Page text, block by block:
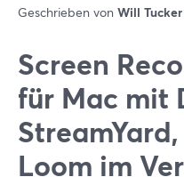
Geschrieben von Will Tucker
Screen
für Mac mit
Loom im